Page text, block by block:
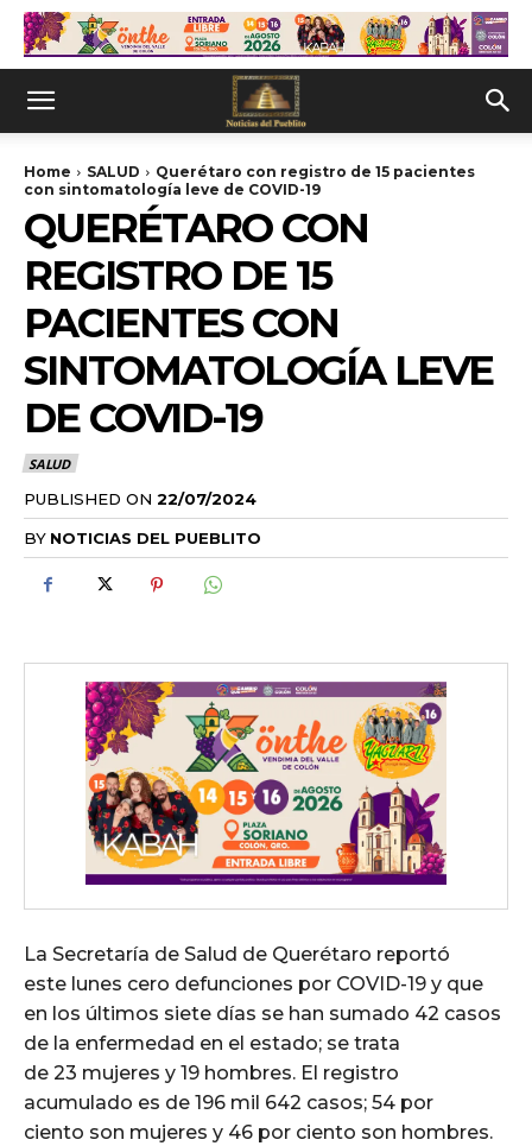
Home SALUD
Querétaro con registro de 15 pacientes
con sintomatología leve de COVID-19
QUERÉTARO CON
REGISTRO DE 15
PACIENTES CON
SINTOMATOLOGÍA LEVE
DE COVID-19
SALUD
PUBLISHED ON 22/07/2024
BY NOTICIAS DEL PUEBLITO
La Secretaría de Salud de Querétaro reportó
este lunes cero defunciones por COVID-19 y que
en los últimos siete días se han sumado 42 casos
de la enfermedad en el estado; se trata
de 23 mujeres y 19 hombres. El registro
acumulado es de 196 mil 642 casos; 54 por
ciento son mujeres y 46 por ciento son hombres.